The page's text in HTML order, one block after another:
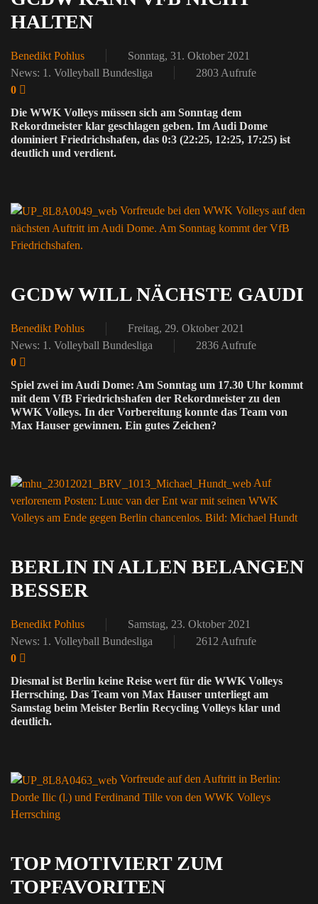
HALTEN
Benedikt Pohlus
Sonntag, 31. Oktober 2021
News: 1. Volleyball Bundesliga
2803 Aufrufe
0
Die WWK Volleys müssen sich am Sonntag dem
Rekordmeister klar geschlagen geben. Im Audi Dome
dominiert Friedrichshafen, das 0:3 (22:25, 12:25, 17:25) ist
deutlich und verdient.
Vorfreude bei den WWK Volleys auf den
nächsten Auftritt im Audi Dome. Am Sonntag kommt der VfB
Friedrichshafen.
GCDW WILL NÄCHSTE GAUDI
Benedikt Pohlus
Freitag, 29. Oktober 2021
News: 1. Volleyball Bundesliga
2836 Aufrufe
0
Spiel zwei im Audi Dome: Am Sonntag um 17.30 Uhr kommt
mit dem VfB Friedrichshafen der Rekordmeister zu den
WWK Volleys. In der Vorbereitung konnte das Team von
Max Hauser gewinnen. Ein gutes Zeichen?
Auf
verlorenem Posten: Luuc van der Ent war mit seinen WWK
Volleys am Ende gegen Berlin chancenlos. Bild: Michael Hundt
BERLIN IN ALLEN BELANGEN
BESSER
Benedikt Pohlus
Samstag, 23. Oktober 2021
News: 1. Volleyball Bundesliga
2612 Aufrufe
0
Diesmal ist Berlin keine Reise wert für die WWK Volleys
Herrsching. Das Team von Max Hauser unterliegt am
Samstag beim Meister Berlin Recycling Volleys klar und
deutlich.
Vorfreude auf den Auftritt in Berlin:
Dorde Ilic (l.) und Ferdinand Tille von den WWK Volleys
Herrsching
TOP MOTIVIERT ZUM
TOPFAVORITEN